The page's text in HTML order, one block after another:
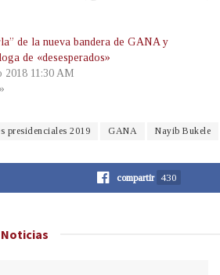
de la nueva bandera de GANA y
de «desesperados»
2018 11:30 AM
presidenciales 2019 GANA Nayib Bukele
compartir 430
Noticias